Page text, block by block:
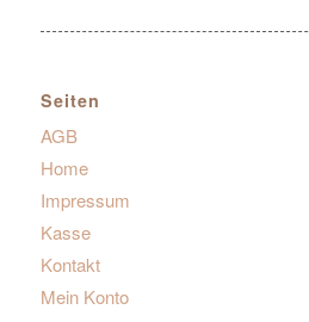
Seiten
AGB
Home
Impressum
Kasse
Kontakt
Mein Konto